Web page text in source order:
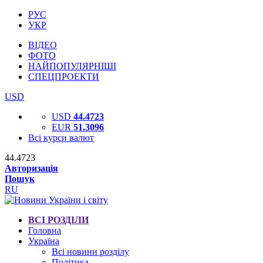
РУС
УКР
ВІДЕО
ФОТО
НАЙПОПУЛЯРНІШІ
СПЕЦПРОЕКТИ
USD
USD 44.4723
EUR 51.3096
Всі курси валют
44.4723
Авторизація
Пошук
RU
ВСІ РОЗДІЛИ
Головна
Україна
Всі новини розділу